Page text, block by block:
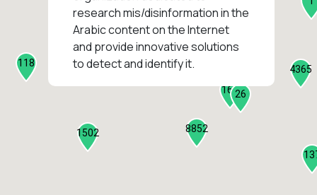
8852
127
4365
1502
118
26
161
research mis/disinformation in the
Arabic content on the Internet
and provide innovative solutions
to detect and identify it.